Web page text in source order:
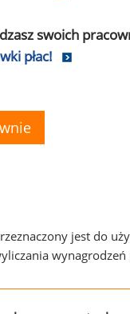
swoich
płac!
jest do